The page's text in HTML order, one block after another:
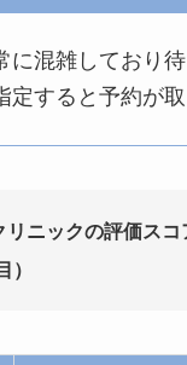
に混雑しており
定すると予約が
リニックの評価スコ
）